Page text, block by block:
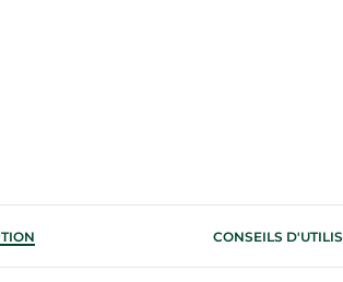
CONSEILS